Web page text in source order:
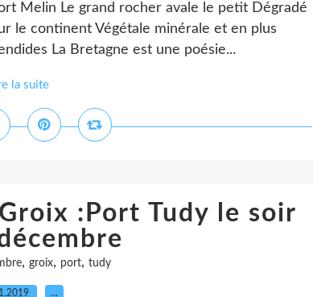
Melin Le grand rocher avale le petit Dégradé
le continent Végétale minérale et en plus
La Bretagne est une poésie...
la suite
:Port Tudy le soir
, groix, port, tudy
…